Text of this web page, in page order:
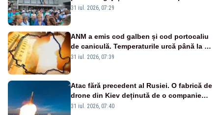
Legii salarizării
31 iul. 2026, 07:29
ANM a emis cod galben și cod portocaliu
de caniculă. Temperaturile urcă până la 38
de grade, iar nopțile devin tropicale
31 iul. 2026, 07:39
Atac fără precedent al Rusiei. O fabrică de
drone din Kiev deținută de o companie
americană, distrusă de o rachetă
31 iul. 2026, 07:40